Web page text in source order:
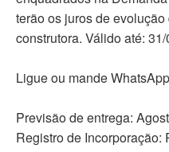
terão os juros de
construtora. Válido até:
Ligue ou mande
Previsão de entrega:
Registro de Incorporação: